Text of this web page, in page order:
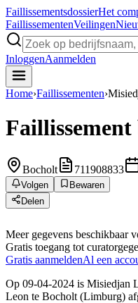
FaillissementsdossierHet
FaillissementenVeilingen
InloggenAanmelden
Home›Faillissementen›
Bocholt 711908833
Volgen
Bewaren
Delen
Meer gegevens beschikbaar
Gratis toegang tot
Gratis aanmeldenAl een
Op 09-04-2024 is Misiedjan
Leon te Bocholt (Limburg)